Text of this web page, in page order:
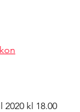
2020 kl 18.00